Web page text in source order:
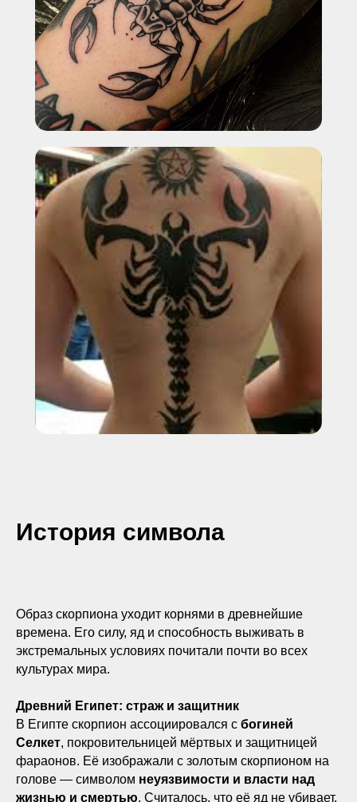
История символа
Образ скорпиона уходит корнями в древнейшие
времена. Его силу, яд и способность выживать в
экстремальных условиях почитали почти во всех
культурах мира.
Древний Египет: страж и защитник
В Египте скорпион ассоциировался с богиней
Селкет, покровительницей мёртвых и защитницей
фараонов. Её изображали с золотым скорпионом на
голове — символом неуязвимости и власти над
жизнью и смертью. Считалось, что её яд не убивает,